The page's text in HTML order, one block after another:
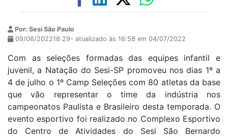
Por: Sesi São Paulo
09/06/202218:29- atualizado às 16:58 em 04/07/2022
Com as seleções formadas das equipes infantil e
juvenil, a Natação do Sesi-SP promoveu nos dias 1º a
4 de julho o 1º Camp Seleções com 80 atletas da base
que vão representar o time da indústria nos
campeonatos Paulista e Brasileiro desta temporada. O
evento esportivo foi realizado no Complexo Esportivo
do Centro de Atividades do Sesi São Bernardo